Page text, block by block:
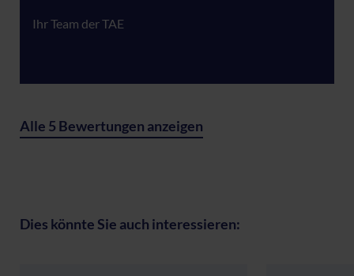
Ihr Team der TAE
Alle 5 Bewertungen anzeigen
Dies könnte Sie auch interessieren: